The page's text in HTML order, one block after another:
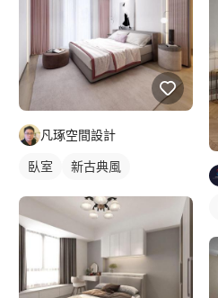
凡琢空間設計
臥室 新古典風